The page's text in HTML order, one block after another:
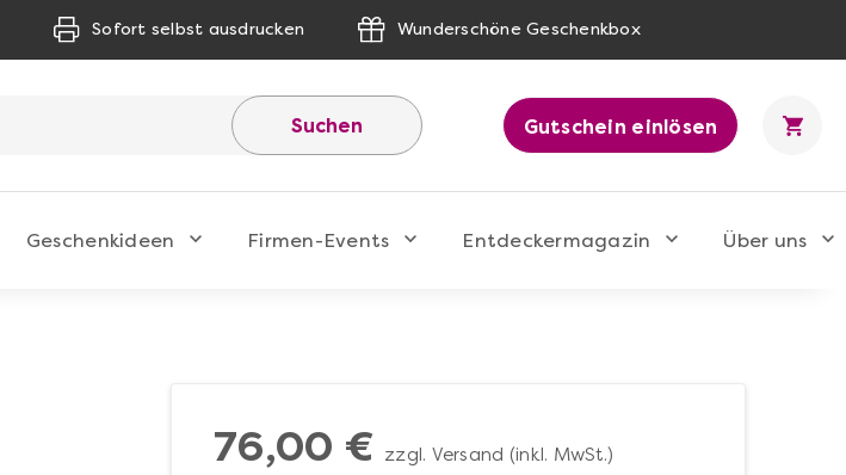
Sofort selbst ausdrucken Wunderschöne Geschenkbox
Suchen Gutschein einlösen
Geschenkideen Firmen-Events Entdeckermagazin Über uns
76,00 € zzgl. Versand (inkl. MwSt.)